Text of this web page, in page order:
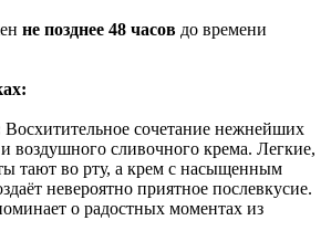
не позднее 48 часов до времени
Восхитительное сочетание нежнейших
воздушного сливочного крема. Легкие,
тают во рту, а крем с насыщенным
невероятно приятное послевкусие.
о радостных моментах из